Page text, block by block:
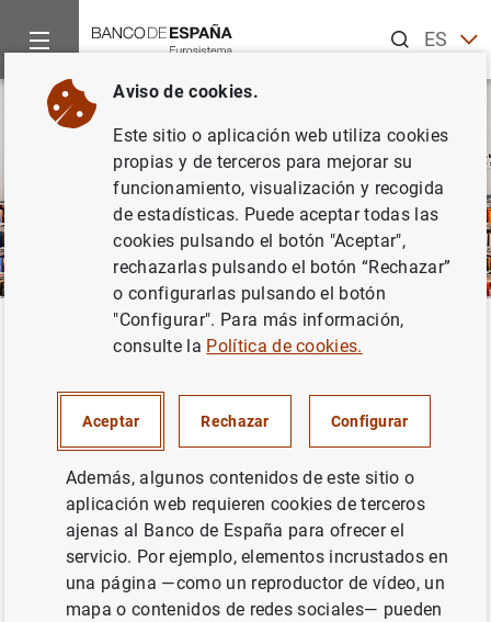
ESEN
EU
GA
Publicaciones
Esta página recoge las memorias, documentos, informes
ámbito de sus funciones y responsabilidades, así como
algunas de las publicaciones del BCE que han sido
traducidas al español.
Últimas publicaciones
Aviso de cookies.
Este sitio o aplicación web utiliza cookies
propias y de terceros para mejorar su
funcionamiento, visualización y recogida
de estadísticas. Puede aceptar todas las
cookies pulsando el botón "Aceptar",
rechazarlas pulsando el botón “Rechazar”
o configurarlas pulsando el botón
"Configurar". Para más información,
consulte la Política de cookies.
Aceptar Rechazar Configurar
Además, algunos contenidos de este sitio o
aplicación web requieren cookies de terceros
ajenas al Banco de España para ofrecer el
servicio. Por ejemplo, elementos incrustados en
una página —como un reproductor de vídeo, un
mapa o contenidos de redes sociales— pueden